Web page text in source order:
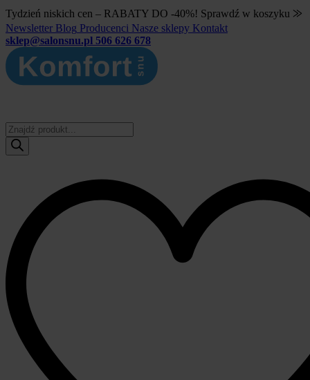
Tydzień niskich cen – RABATY DO -40%! Sprawdź w koszyku ⨠
Newsletter Blog Producenci Nasze sklepy Kontakt
sklep@salonsnu.pl 506 626 678
Wyszukiwarka
produktów